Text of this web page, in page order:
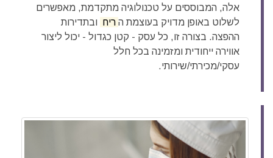
אלה, המבוססים על טכנולוגיה מתקדמת, מאפשרים
לשלוט באופן מדויק בעוצמת ה ריח ובתדירות
ההפצה. בצורה זו, כל עסק - קטן כגדול - יכול ליצור
אווירה ייחודית ומזמינה בכל חלל
עסקי/מכירתי/שירותי.